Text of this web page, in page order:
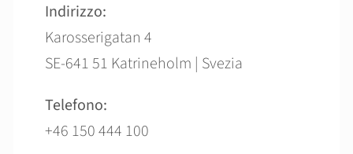
Indirizzo:
Karosserigatan 4
SE-641 51 Katrineholm | Svezia
Telefono:
+46 150 444 100